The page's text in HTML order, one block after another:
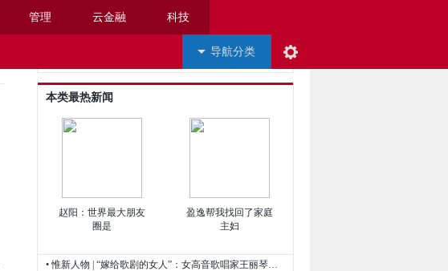
管理 云金融 科技
导航分类
本类最热新闻
赵阳：世界最大朋友
圈是
盈逸帮我找回了家庭
主妇
• 惟新人物 | “嫁给歌剧的女人”：女高音歌唱家王丽琴老师侧记